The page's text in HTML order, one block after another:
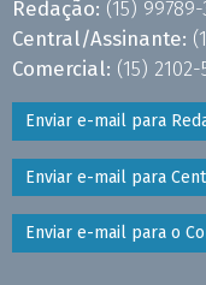
Redação: (15) 99789-
Central/Assinante:
Comercial: (15)
Enviar e-mail para
Enviar e-mail para
Enviar e-mail para o